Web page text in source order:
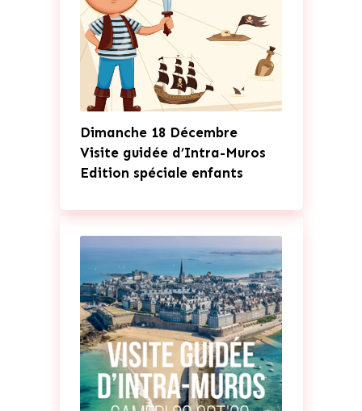
Dimanche 18 Décembre
Visite guidée d’Intra-Muros
Edition spéciale enfants